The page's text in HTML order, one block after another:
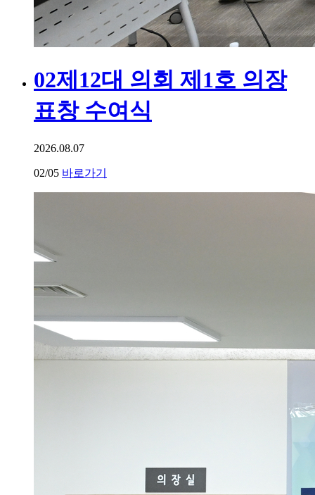
02제12대 의회 제1호 의장
표창 수여식
2026.08.07
02/05 바로가기